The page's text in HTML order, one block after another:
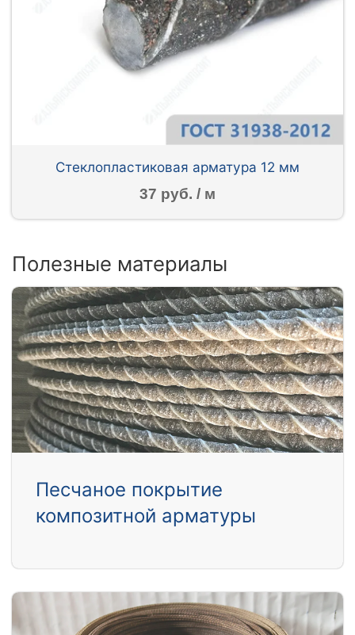
Стеклопластиковая арматура 12 мм
37 руб. / м
Полезные материалы
Песчаное покрытие
композитной арматуры